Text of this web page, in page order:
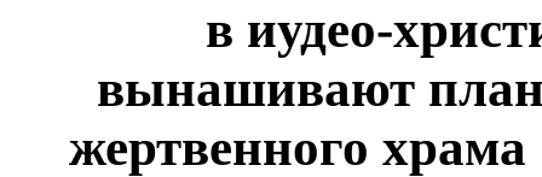
в иудео-
вынашивают
жертвенного